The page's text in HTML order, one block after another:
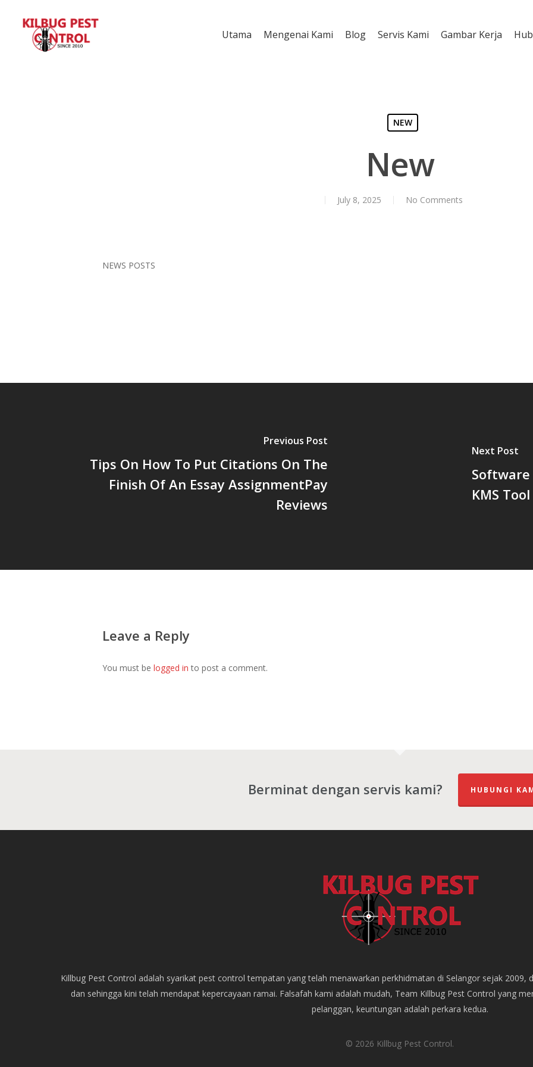
Utama Mengenai Kami Blog Servis Kami Gambar Kerja
NEW
New
July 8, 2025 No Comments
NEWS POSTS
Previous Post
Tips On How To Put Citations On The
Finish Of An Essay AssignmentPay
Reviews
Next Post
KMS
Leave a Reply
You must be logged in to post a comment.
Berminat dengan servis kami? HUBUNGI
Killbug Pest Control adalah syarikat pest control tempatan yang telah menawarkan perkhidmatan di Selangor sejak
dan sehingga kini telah mendapat kepercayaan ramai. Falsafah kami adalah mudah, Team Killbug Pest Control yang
pelanggan, keuntungan adalah perkara kedua.
© 2026 Killbug Pest Control.